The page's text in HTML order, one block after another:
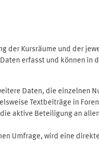
Kursräume und der
erfasst und können in
Daten, die einzelnen
Textbeiträge in
aktive Beteiligung an
Umfrage, wird eine